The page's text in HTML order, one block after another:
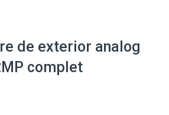
de exterior analog
complet